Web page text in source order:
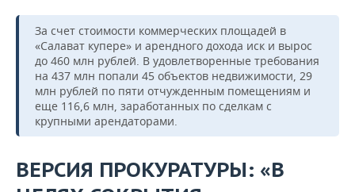
За счет стоимости коммерческих площадей в
«Салават купере» и арендного дохода иск и вырос
до 460 млн рублей. В удовлетворенные требования
на 437 млн попали 45 объектов недвижимости, 29
млн рублей по пяти отчужденным помещениям и
еще 116,6 млн, заработанных по сделкам с
крупными арендаторами.
ВЕРСИЯ ПРОКУРАТУРЫ: «В